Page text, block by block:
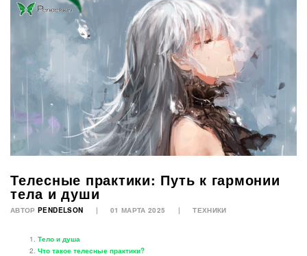
Телесные практики: Путь к гармонии
тела и души
АВТОРPENDELSON 01 МАРТА 2025 ТЕХНИКИ
Тело и душа
Что такое телесные практики?